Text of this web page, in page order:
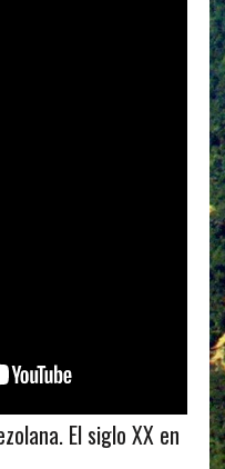
El siglo XX en